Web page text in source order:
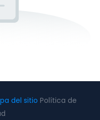
del sitio Política de